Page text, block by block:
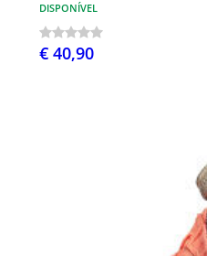
DISPONÍVEL
€ 40,90